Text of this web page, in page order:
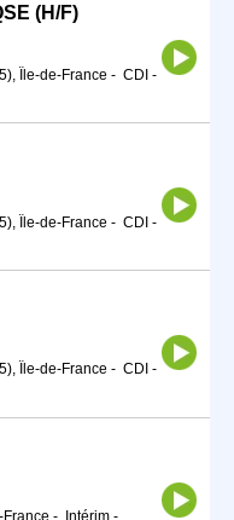
(H/F)
Île-de-France - CDI -
Île-de-France - CDI -
Île-de-France - CDI -
- Intérim -